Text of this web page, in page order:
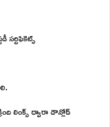
సర్టిఫికెట్స్
లింక్స్ ద్వారా డౌన్లోడ్